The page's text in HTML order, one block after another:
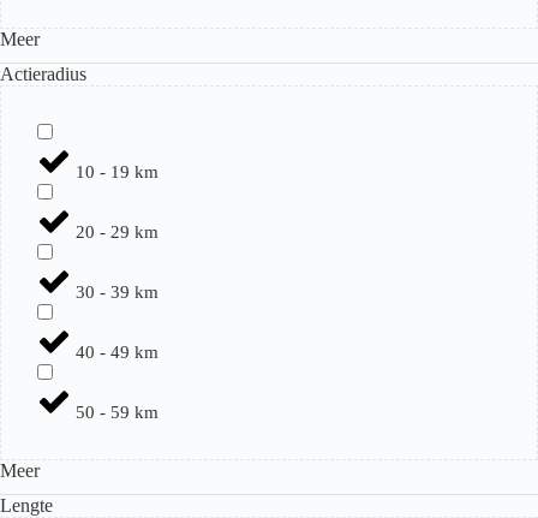
Meer
Actieradius
10 - 19 km
20 - 29 km
30 - 39 km
40 - 49 km
50 - 59 km
Meer
Lengte